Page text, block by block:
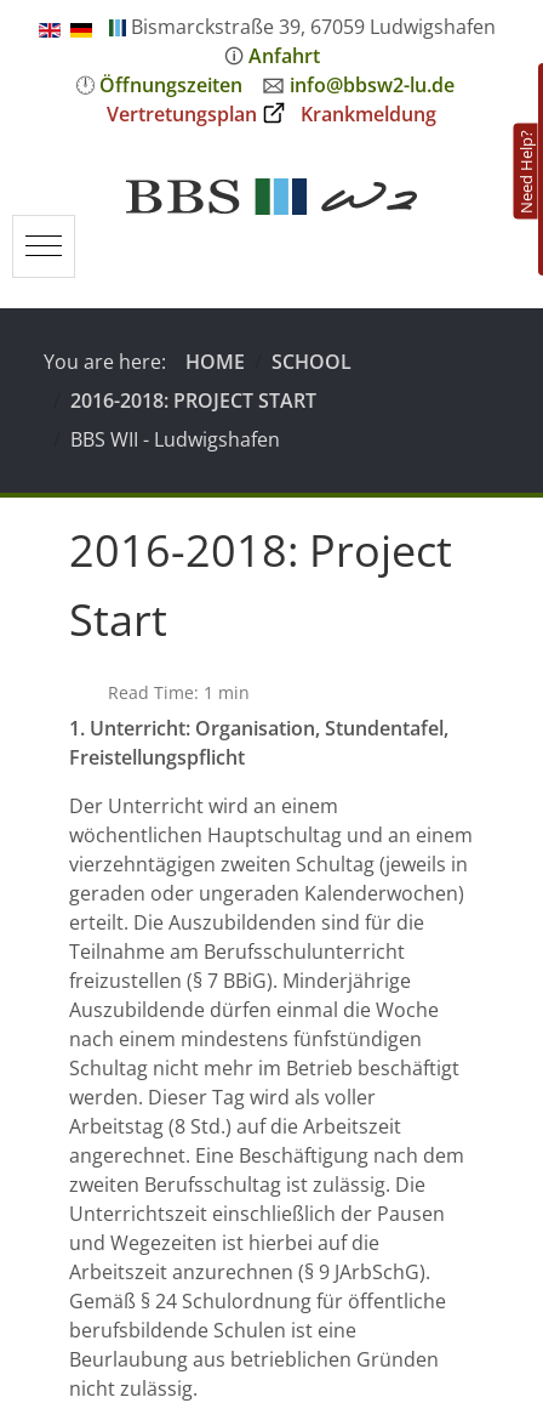
Bismarckstraße 39, 67059 Ludwigshafen
🛈Anfahrt
🕛 Öffnungszeiten 🖂 info@bbsw2-lu.de
Vertretungsplan
Krankmeldung
Need Help?
Mobile Menu Toggle
You are here: HOME
SCHOOL
2016-2018: PROJECT START
BBS WII - Ludwigshafen
2016-2018: Project
Start
Read Time: 1 min
1. Unterricht: Organisation, Stundentafel,
Freistellungspflicht
Der Unterricht wird an einem
wöchentlichen Hauptschultag und an einem
vierzehntägigen zweiten Schultag (jeweils in
geraden oder ungeraden Kalenderwochen)
erteilt. Die Auszubildenden sind für die
Teilnahme am Berufsschulunterricht
freizustellen (§ 7 BBiG). Minderjährige
Auszubildende dürfen einmal die Woche
nach einem mindestens fünfstündigen
Schultag nicht mehr im Betrieb beschäftigt
werden. Dieser Tag wird als voller
Arbeitstag (8 Std.) auf die Arbeitszeit
angerechnet. Eine Beschäftigung nach dem
zweiten Berufsschultag ist zulässig. Die
Unterrichtszeit einschließlich der Pausen
und Wegezeiten ist hierbei auf die
Arbeitszeit anzurechnen (§ 9 JArbSchG).
Gemäß § 24 Schulordnung für öffentliche
berufsbildende Schulen ist eine
Beurlaubung aus betrieblichen Gründen
nicht zulässig.